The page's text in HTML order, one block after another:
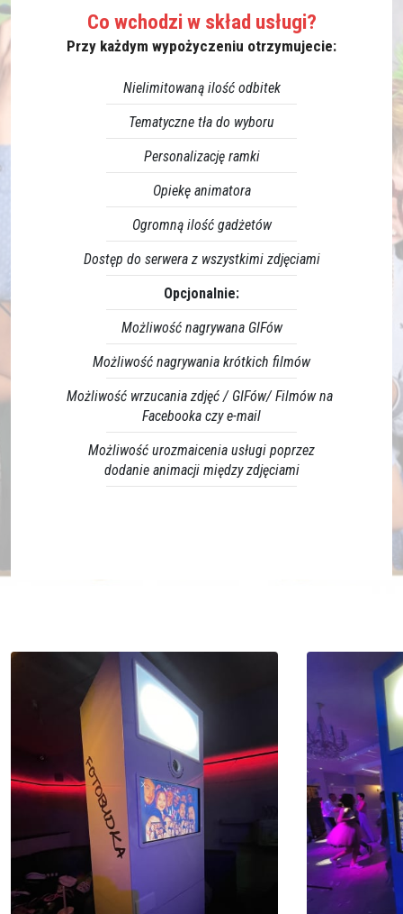
Co wchodzi w skład usługi?
Przy każdym wypożyczeniu otrzymujecie:
Nielimitowaną ilość odbitek
Tematyczne tła do wyboru
Personalizację ramki
Opiekę animatora
Ogromną ilość gadżetów
Dostęp do serwera z wszystkimi zdjęciami
Opcjonalnie:
Możliwość nagrywana GIFów
Możliwość nagrywania krótkich filmów
Możliwość wrzucania zdjęć / GIFów/ Filmów na
Facebooka czy e-mail
Możliwość urozmaicenia usługi poprzez
dodanie animacji między zdjęciami